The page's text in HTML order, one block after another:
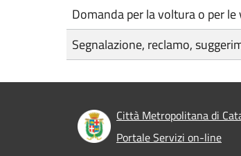
Domanda per la voltura o per
Segnalazione, reclamo,
Città Metropolitana di
Portale Servizi on-line